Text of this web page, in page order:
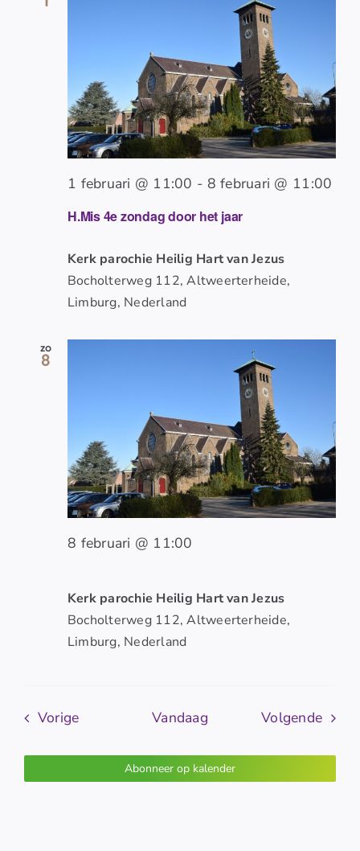
H.Mis 4e zondag door het jaar
1 februari @ 11:00 - 8 februari @ 11:00
Kerk parochie Heilig Hart van Jezus
Bocholterweg 112, Altweerterheide,
Limburg, Nederland
zo
8
8 februari @ 11:00
Kerk parochie Heilig Hart van Jezus
Bocholterweg 112, Altweerterheide,
Limburg, Nederland
VorigeEvenementenVandaag Volgende
Abonneer op kalender